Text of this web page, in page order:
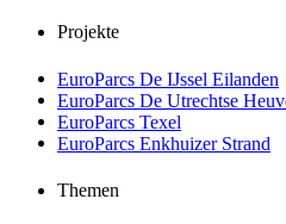
Projekte
EuroParcs De IJssel Eilanden
EuroParcs De Utrechtse
EuroParcs Texel
EuroParcs Enkhuizer Strand
Themen